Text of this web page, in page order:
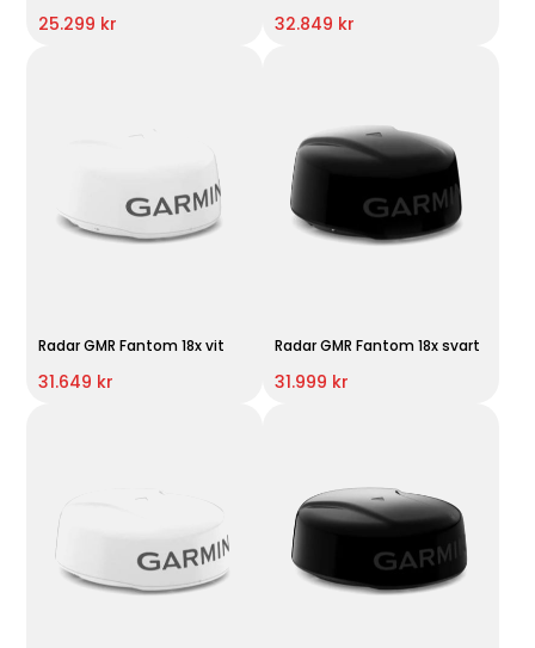
25.299 kr 32.849 kr
Radar GMR Fantom 18x vit
31.649 kr
Radar GMR Fantom 18x svart
31.999 kr